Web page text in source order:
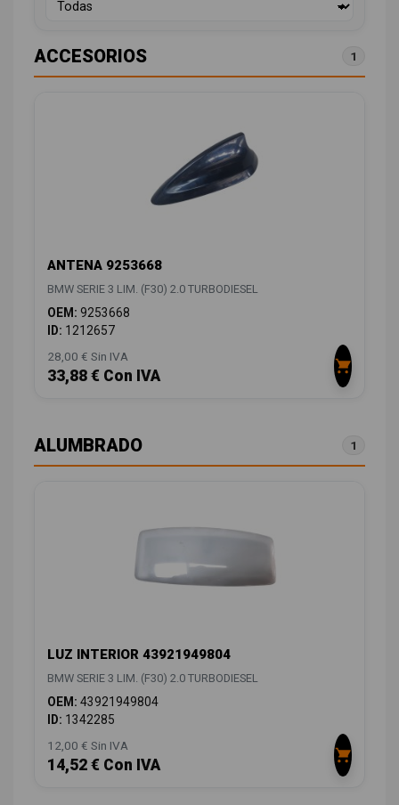
ACCESORIOS 1
ANTENA 9253668
BMW SERIE 3 LIM. (F30) 2.0 TURBODIESEL
OEM: 9253668
ID: 1212657
28,00 € Sin IVA
33,88 € Con IVA
ALUMBRADO 1
LUZ INTERIOR 43921949804
BMW SERIE 3 LIM. (F30) 2.0 TURBODIESEL
OEM: 43921949804
ID: 1342285
12,00 € Sin IVA
14,52 € Con IVA